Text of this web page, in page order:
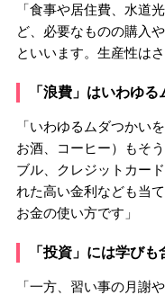
「食事や居住費、水道
ど、必要なものの購入
といいます。生産性は
「浪費」はいわゆ
「いわゆるムダつかい
お酒、コーヒー）もそ
ブル、クレジットカー
れた高い金利なども当
お金の使い方です」
「投資」には学びも
「一方、習い事の月謝